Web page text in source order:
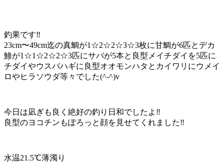
釣果です‼️
23cm〜49cm迄の真鯛が1☆2☆2☆3☆3枚に甘鯛が6匹とデカ
鯵が1☆1☆2☆2☆3匹にサバが5本と良型メイチダイを5匹に
チダイやウスバハギに良型オオモンハタとカイワリにウメイ
ロやヒラソウダ等々でした(^-^)v
今日は凪ぎも良く絶好の釣り日和でしたよ‼️
良型のヨコチンもぽろっと顔を見せてくれました‼️
水温21.5℃薄濁り